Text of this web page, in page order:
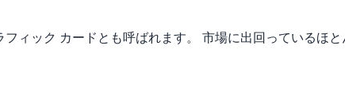
ィック カードとも呼ばれます。 市場に出回っているほ